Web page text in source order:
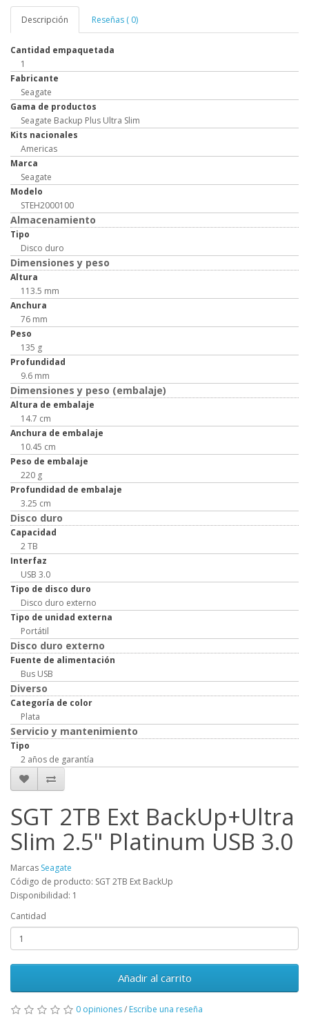
Descripción Reseñas ( 0)
Cantidad empaquetada
1
Fabricante
Seagate
Gama de productos
Seagate Backup Plus Ultra Slim
Kits nacionales
Americas
Marca
Seagate
Modelo
STEH2000100
Almacenamiento
Tipo
Disco duro
Dimensiones y peso
Altura
113.5 mm
Anchura
76 mm
Peso
135 g
Profundidad
9.6 mm
Dimensiones y peso (embalaje)
Altura de embalaje
14.7 cm
Anchura de embalaje
10.45 cm
Peso de embalaje
220 g
Profundidad de embalaje
3.25 cm
Disco duro
Capacidad
2 TB
Interfaz
USB 3.0
Tipo de disco duro
Disco duro externo
Tipo de unidad externa
Portátil
Disco duro externo
Fuente de alimentación
Bus USB
Diverso
Categoría de color
Plata
Servicio y mantenimiento
Tipo
2 años de garantía
SGT 2TB Ext BackUp+Ultra
Slim 2.5" Platinum USB 3.0
Marcas Seagate
Código de producto: SGT 2TB Ext BackUp
Disponibilidad: 1
Cantidad
Añadir al carrito
0 opiniones/ Escribe una reseña